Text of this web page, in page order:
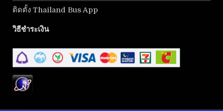
ติดตั้ง Thailand Bus App
วิธีชำระเงิน